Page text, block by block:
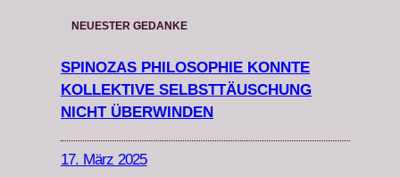
NEUESTER GEDANKE
SPINOZAS PHILOSOPHIE KONNTE
KOLLEKTIVE SELBSTTÄUSCHUNG
NICHT ÜBERWINDEN
17. März 2025